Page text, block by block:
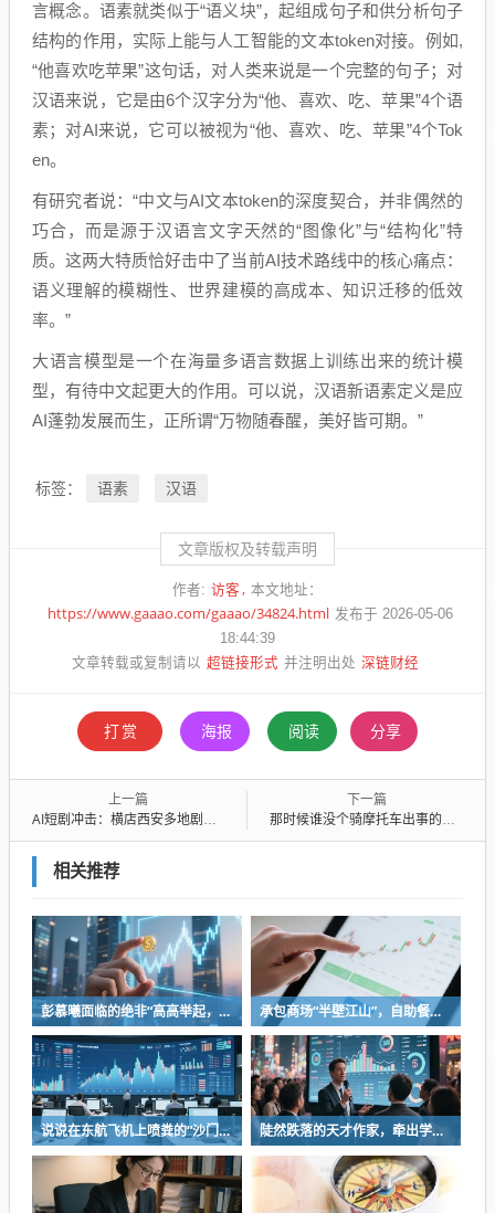
言概念。语素就类似于“语义块”，起组成句子和供分析句子
结构的作用，实际上能与人工智能的文本token对接。例如,
“他喜欢吃苹果”这句话，对人类来说是一个完整的句子；对
汉语来说，它是由6个汉字分为“他、喜欢、吃、苹果”4个语
素；对AI来说，它可以被视为“他、喜欢、吃、苹果”4个Tok
en。
有研究者说：“中文与AI文本token的深度契合，并非偶然的
巧合，而是源于汉语言文字天然的“图像化”与“结构化”特
质。这两大特质恰好击中了当前AI技术路线中的核心痛点：
语义理解的模糊性、世界建模的高成本、知识迁移的低效
率。”
大语言模型是一个在海量多语言数据上训练出来的统计模
型，有待中文起更大的作用。可以说，汉语新语素定义是应
AI蓬勃发展而生，正所谓“万物随春醒，美好皆可期。”
标签： 语素 汉语
文章版权及转载声明
作者: 访客 本文地址：
https://www.gaaao.com/gaaao/34824.html 发布于 2026-05-06
18:44:39
文章转载或复制请以 超链接形式 并注明出处 深链财经
打赏 海报 阅读 分享
上一篇
AI短剧冲击：横店西安多地剧组解散，中腰部演员片酬腰斩
下一篇
那时候谁没个骑摩托车出事的朋友
相关推荐
彭慕曦面临的绝非“高高举起，轻轻放下” 承包商场“半壁江山”，自助餐为什么越开越多？
说说在东航飞机上喷粪的“沙门世家” 陡然跌落的天才作家，牵出学界一个惊人的造假联盟